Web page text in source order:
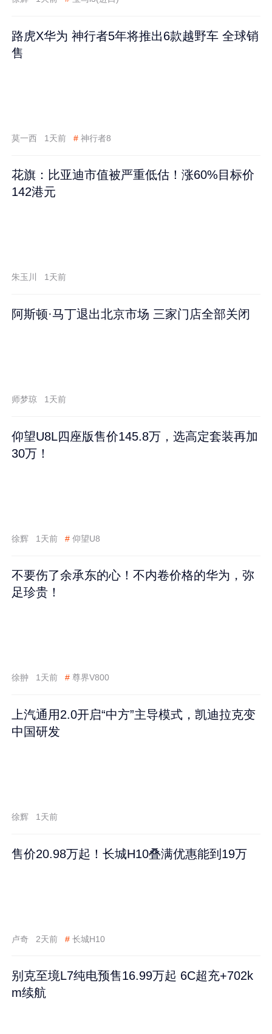
路虎X华为 神行者5年将推出6款越野车 全球销
售
莫一西 1天前 # 神行者8
花旗：比亚迪市值被严重低估！涨60%目标价
142港元
朱玉川 1天前
阿斯顿·马丁退出北京市场 三家门店全部关闭
师梦琼 1天前
仰望U8L四座版售价145.8万，选高定套装再加
30万！
徐辉 1天前 # 仰望U8
不要伤了余承东的心！不内卷价格的华为，弥
足珍贵！
徐翀 1天前 # 尊界V800
上汽通用2.0开启“中方”主导模式，凯迪拉克变
中国研发
徐辉 1天前
售价20.98万起！长城H10叠满优惠能到19万
卢奇 2天前 # 长城H10
别克至境L7纯电预售16.99万起 6C超充+702k
m续航